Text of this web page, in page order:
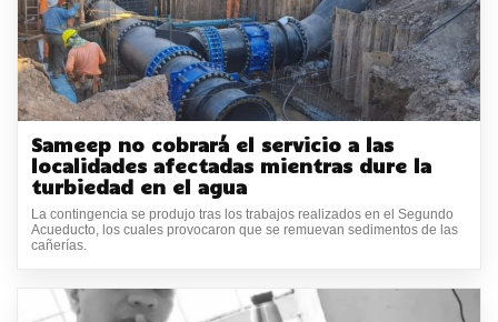
Sameep no cobrará el servicio a las
localidades afectadas mientras dure la
turbiedad en el agua
La contingencia se produjo tras los trabajos realizados en el Segundo
Acueducto, los cuales provocaron que se remuevan sedimentos de las
cañerías.